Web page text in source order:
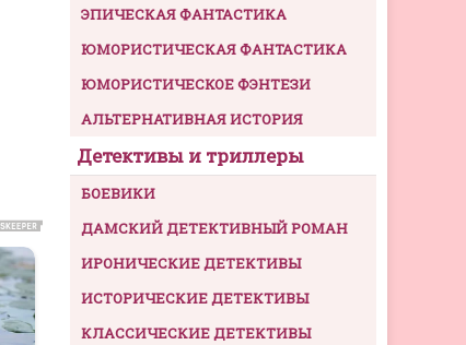
ЭПИЧЕСКАЯ ФАНТАСТИКА
ЮМОРИСТИЧЕСКАЯ ФАНТАСТИКА
ЮМОРИСТИЧЕСКОЕ ФЭНТЕЗИ
АЛЬТЕРНАТИВНАЯ ИСТОРИЯ
Детективы и триллеры
БОЕВИКИ
ДАМСКИЙ ДЕТЕКТИВНЫЙ РОМАН
ИРОНИЧЕСКИЕ ДЕТЕКТИВЫ
ИСТОРИЧЕСКИЕ ДЕТЕКТИВЫ
КЛАССИЧЕСКИЕ ДЕТЕКТИВЫ